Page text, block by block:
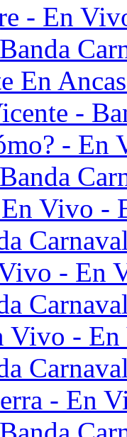
- En
En
-
- En
Vivo -
- En
Vivo -
- En